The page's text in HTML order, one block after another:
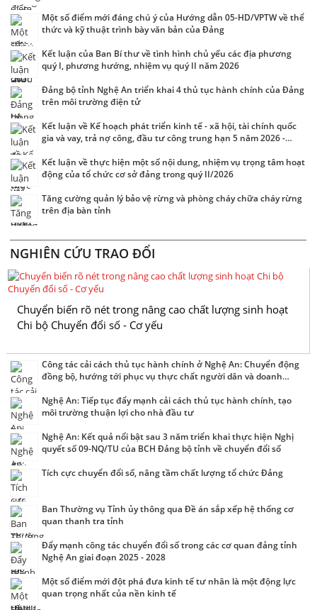
Một số điểm mới đáng chú ý của Hướng dẫn 05-HD/VPTW về thể
thức và kỹ thuật trình bày văn bản của Đảng
Kết luận của Ban Bí thư về tình hình chủ yếu các địa phương
quý I, phương hướng, nhiệm vụ quý II năm 2026
Đảng bộ tỉnh Nghệ An triển khai 4 thủ tục hành chính của Đảng
trên môi trường điện tử
Kết luận về Kế hoạch phát triển kinh tế - xã hội, tài chính quốc
gia và vay, trả nợ công, đầu tư công trung hạn 5 năm 2026 -
số"
Kết luận về thực hiện một số nội dung, nhiệm vụ trọng tâm hoạt
động của tổ chức cơ sở đảng trong quý II/2026
Tăng cường quản lý bảo vệ rừng và phòng cháy chữa cháy rừng
trên địa bàn tỉnh
NGHIÊN CỨU TRAO ĐỔI
Chuyển biến rõ nét trong nâng cao chất lượng sinh hoạt
Chi bộ Chuyển đổi số - Cơ yếu
Công tác cải cách thủ tục hành chính ở Nghệ An: Chuyển động
đồng bộ, hướng tới phục vụ thực chất người dân và doanh
Nghệ An: Tiếp tục đẩy mạnh cải cách thủ tục hành chính, tạo
môi trường thuận lợi cho nhà đầu tư
Nghệ An: Kết quả nổi bật sau 3 năm triển khai thực hiện Nghị
quyết số 09-NQ/TU của BCH Đảng bộ tỉnh về chuyển đổi số
Tích cực chuyển đổi số, nâng tầm chất lượng tổ chức Đảng
Ban Thường vụ Tỉnh ủy thông qua Đề án sắp xếp hệ thống cơ
quan thanh tra tỉnh
Đẩy mạnh công tác chuyển đổi số trong các cơ quan đảng tỉnh
Nghệ An giai đoạn 2025 - 2028
Một số điểm mới đột phá đưa kinh tế tư nhân là một động lực
quan trọng nhất của nền kinh tế